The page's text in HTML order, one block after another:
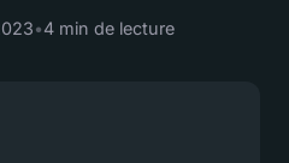
•4 min de lecture